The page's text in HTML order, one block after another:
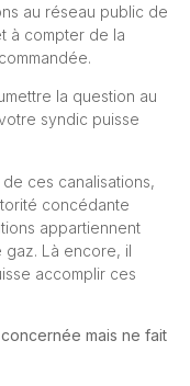
au réseau public de
à compter de la
la question au
syndic puisse
ces canalisations,
concédante
appartiennent
Là encore, il
accomplir ces
mais ne fait